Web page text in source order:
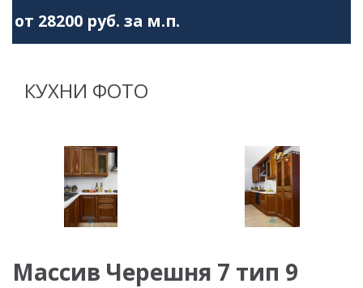
от 28200 руб. за м.п.
КУХНИ ФОТО
Массив Черешня 7 тип 9